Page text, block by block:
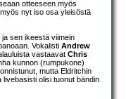
otteeseen myös
nyt iso osa yleisöstä
sen ikeestä viimein
Vokalisti Andrew
vastaavat Chris
kunnon (rumpukone)
mutta Eldritchin
livebasisti olisi tuonut bändin